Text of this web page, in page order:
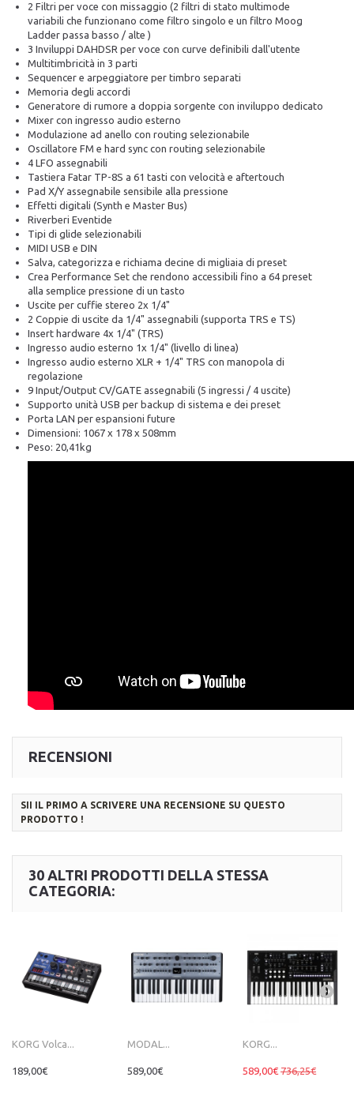
2 Filtri per voce con missaggio (2 filtri di stato multimode
variabili che funzionano come filtro singolo e un filtro Moog
Ladder passa basso / alte )
3 Inviluppi DAHDSR per voce con curve definibili dall'utente
Multitimbricità in 3 parti
Sequencer e arpeggiatore per timbro separati
Memoria degli accordi
Generatore di rumore a doppia sorgente con inviluppo dedicato
Mixer con ingresso audio esterno
Modulazione ad anello con routing selezionabile
Oscillatore FM e hard sync con routing selezionabile
4 LFO assegnabili
Tastiera Fatar TP-8S a 61 tasti con velocità e aftertouch
Pad X/Y assegnabile sensibile alla pressione
Effetti digitali (Synth e Master Bus)
Riverberi Eventide
Tipi di glide selezionabili
MIDI USB e DIN
Salva, categorizza e richiama decine di migliaia di preset
Crea Performance Set che rendono accessibili fino a 64 preset
alla semplice pressione di un tasto
Uscite per cuffie stereo 2x 1/4"
2 Coppie di uscite da 1/4" assegnabili (supporta TRS e TS)
Insert hardware 4x 1/4" (TRS)
Ingresso audio esterno 1x 1/4" (livello di linea)
Ingresso audio esterno XLR + 1/4" TRS con manopola di
regolazione
9 Input/Output CV/GATE assegnabili (5 ingressi / 4 uscite)
Supporto unità USB per backup di sistema e dei preset
Porta LAN per espansioni future
Dimensioni: 1067 x 178 x 508mm
Peso: 20,41kg
RECENSIONI
SII IL PRIMO A SCRIVERE UNA RECENSIONE SU QUESTO
PRODOTTO !
30 ALTRI PRODOTTI DELLA STESSA
CATEGORIA:
KORG Volca...
189,00€
MODAL...
589,00€
KORG...
589,00€ 736,25€